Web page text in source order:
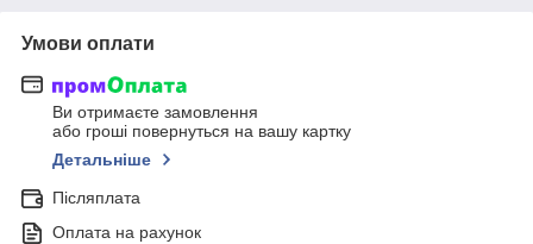
Умови оплати
Ви отримаєте замовлення
або гроші повернуться на вашу картку
Детальніше
Післяплата
Оплата на рахунок